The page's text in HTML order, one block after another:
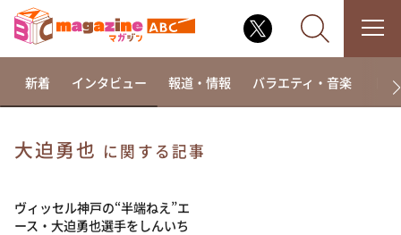
相席食堂
新着 インタビュー 報道・情報 バラエティ・音楽 ド
大迫勇也 に関する記事
ヴィッセル神戸の“半端ねえ”エ
ース・大迫勇也選手をしんいち